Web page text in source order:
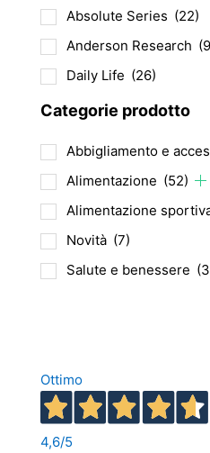
pagina
del
prodotto
Absolute Series (22)
Anderson Research
Daily Life (26)
Categorie prodotto
Abbigliamento e
Alimentazione (52)
Alimentazione
Novità (7)
Salute e benessere
Ottimo
4,6/5